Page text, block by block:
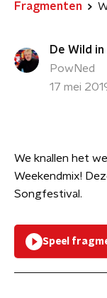
Fragmenten
De Wild
PowNed
17 mei
We knallen het
Weekendmix!
Songfestival.
Speel